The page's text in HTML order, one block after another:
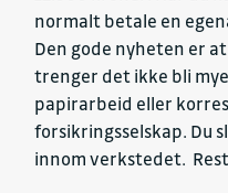
normalt betale en
Den gode nyheten er
trenger det ikke bli
papirarbeid eller
forsikringsselskap. Du
innom verkstedet.